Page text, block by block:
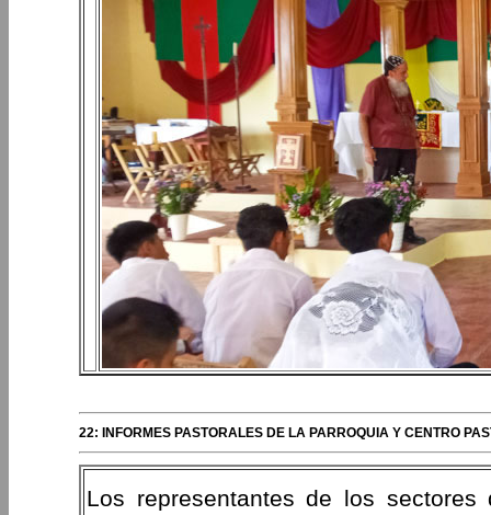
22: INFORMES PASTORALES DE LA PARROQUIA Y CENTRO
Los representantes de los